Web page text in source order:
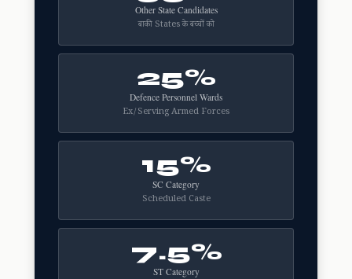
Other State Candidates
बाकी States के बच्चों को
25%
Defence Personnel Wards
Ex/Serving Armed Forces
15%
SC Category
Scheduled Caste
7.5%
ST Category